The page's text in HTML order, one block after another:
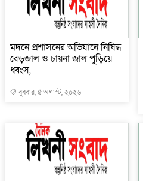
মদনে প্রশাসনের অভিযানে নিষিদ্ধ
বেড়জাল ও চায়না জাল পুড়িয়ে
ধ্বংস,
বুধবার, ৫ অগাস্ট, ২০২৬